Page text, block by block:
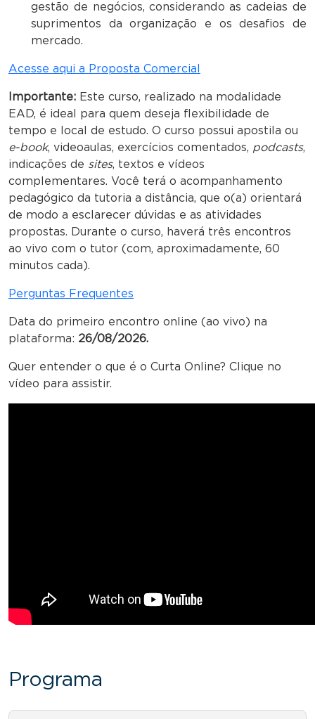
gestão de negócios, considerando as cadeias de
suprimentos da organização e os desafios de
mercado.
Acesse aqui a Proposta Comercial
Importante: Este curso, realizado na modalidade
EAD, é ideal para quem deseja flexibilidade de
tempo e local de estudo. O curso possui apostila ou
e-book, videoaulas, exercícios comentados, podcasts,
indicações de sites, textos e vídeos
complementares. Você terá o acompanhamento
pedagógico da tutoria a distância, que o(a) orientará
de modo a esclarecer dúvidas e as atividades
propostas. Durante o curso, haverá três encontros
ao vivo com o tutor (com, aproximadamente, 60
minutos cada).
Perguntas Frequentes
Data do primeiro encontro online (ao vivo) na
plataforma: 26/08/2026.
Quer entender o que é o Curta Online? Clique no
vídeo para assistir.
Programa